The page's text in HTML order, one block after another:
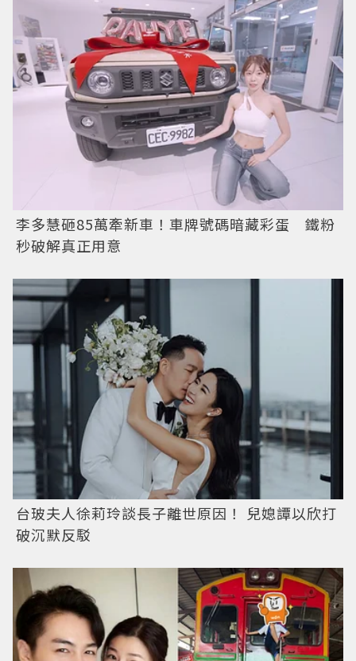
李多慧砸85萬牽新車！車牌號碼暗藏彩蛋 鐵粉
秒破解真正用意
台玻夫人徐莉玲談長子離世原因！ 兒媳譚以欣打
破沉默反駁